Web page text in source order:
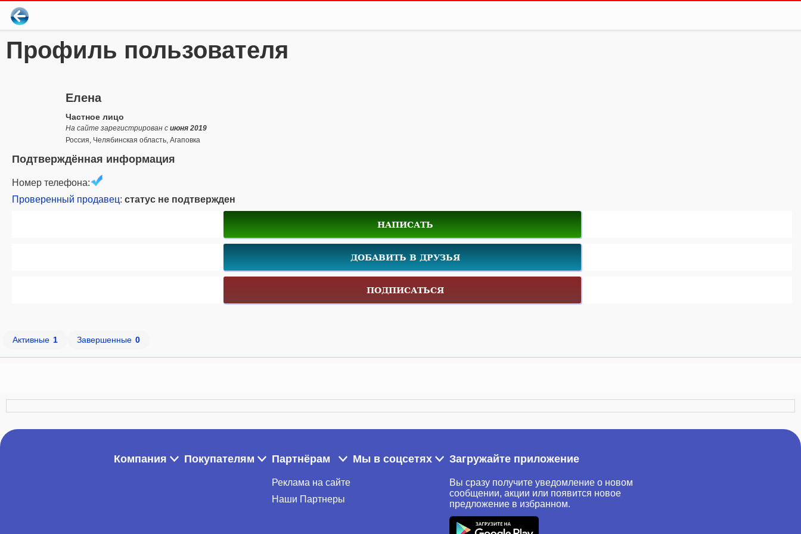
Профиль пользователя
Елена
Частное лицо
На сайте зарегистрирован с июня 2019
Россия, Челябинская область, Агаповка
Подтверждённая информация
Номер телефона:
Проверенный продавец: статус не подтвержден
НАПИСАТЬ
ДОБАВИТЬ В ДРУЗЬЯ
ПОДПИСАТЬСЯ
Активные 1 Завершенные 0
Компания Покупателям Партнёрам
Реклама на сайте
Наши Партнеры
Мы в соцсетях Загружайте приложение
Вы сразу получите уведомление о новом
сообщении, акции или появится новое
предложение в избранном.